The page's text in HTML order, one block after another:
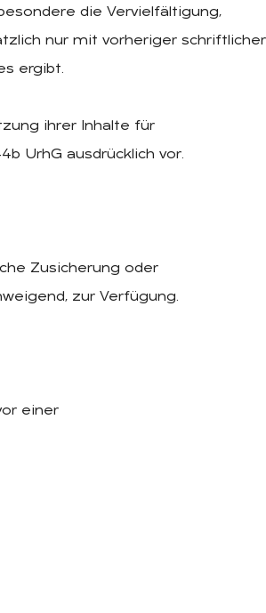
die Vervielfältigung,
nur mit vorheriger schriftlicher
ergibt.
ihrer Inhalte für
UrhG ausdrücklich vor.
Zusicherung oder
zur Verfügung.
einer